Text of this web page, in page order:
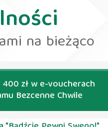
na bieżąco
zł w e-voucherach
Bezcenne Chwile